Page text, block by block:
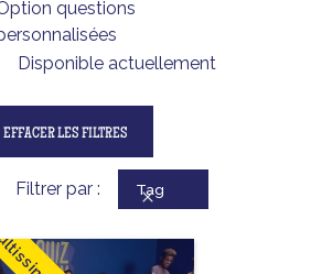
Ado 0
Adulte
Disponible en anglais
Disponible en flamand
questions
Disponible actuellement
EFFACER LES FILTRES
Filtrer par : Tag